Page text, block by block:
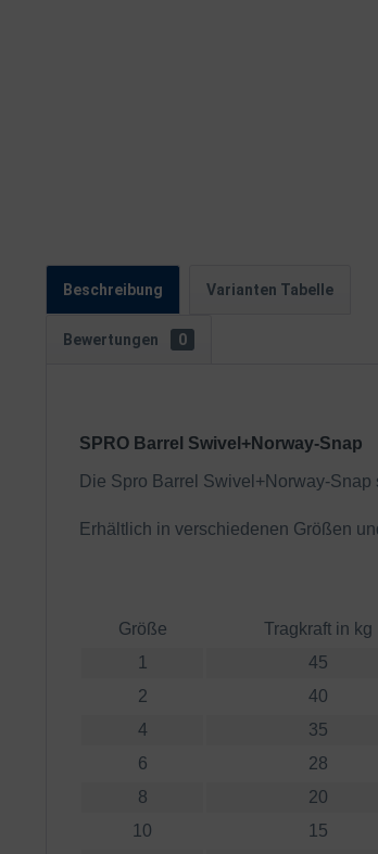
Beschreibung Varianten Tabelle
Bewertungen 0
SPRO Barrel Swivel+Norway-Snap
Die Spro Barrel Swivel+Norway-
Erhältlich in verschiedenen Größen
Größe Tragkraft in kg
1
45
2
40
4
35
6
28
8
20
10
15